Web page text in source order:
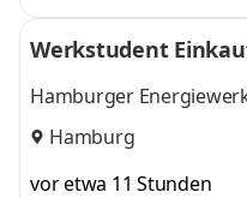
Werkstudent
Hamburger
Hamburg
vor etwa 11 Stunden